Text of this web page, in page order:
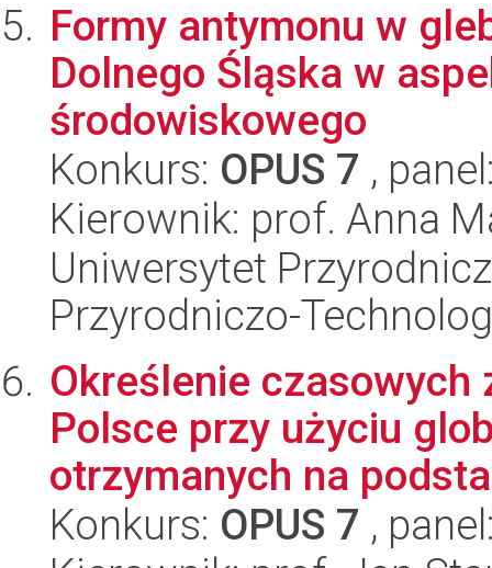
Formy antymonu w
Dolnego Śląska w
środowiskowego
Konkurs: OPUS 7 ,
Kierownik: prof. Anna
Uniwersytet
Przyrodniczo-
Określenie czasowych
Polsce przy użyciu
otrzymanych na
Konkurs: OPUS 7 ,